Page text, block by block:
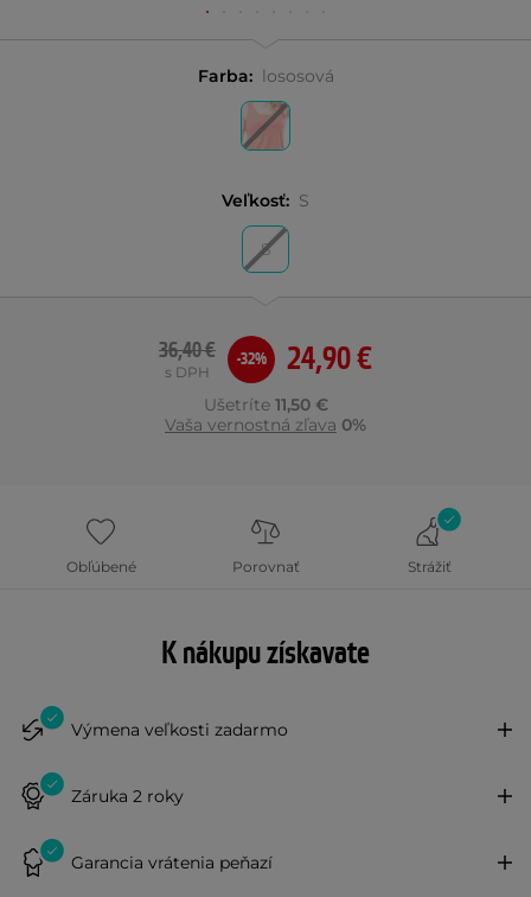
Farba: lososová
Veľkosť: S
S
24,90 €
36,40 €
s DPH
-32%
Ušetríte 11,50 €
Vaša vernostná zľava 0%
Obľúbené Porovnať Strážiť
K nákupu získavate
Výmena veľkosti zadarmo
Záruka 2 roky
Garancia vrátenia peňazí